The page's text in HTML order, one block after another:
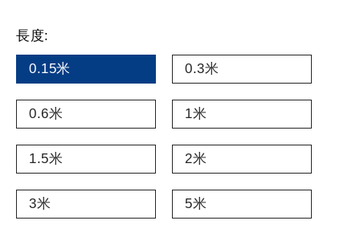
長度:
0.15米 0.3米
0.6米 1米
1.5米 2米
3米 5米